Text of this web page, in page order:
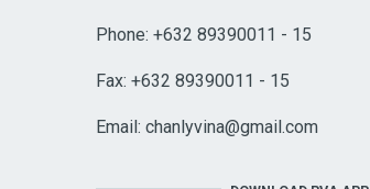
Phone: +632 89390011 - 15
Fax: +632 89390011 - 15
Email: chanlyvina@gmail.com